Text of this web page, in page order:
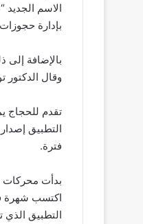
الاسم الجديد
بإدارة
وقال الدكتور
تقدم للحجاج
التطبيق
فترة.
اكتسب شهرة
التطبيق الذي